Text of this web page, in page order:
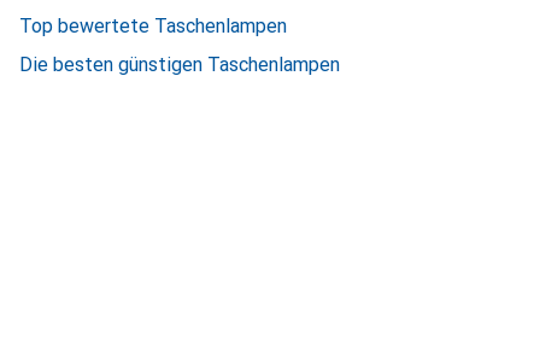
Top bewertete Taschenlampen
Die besten günstigen Taschenlampen